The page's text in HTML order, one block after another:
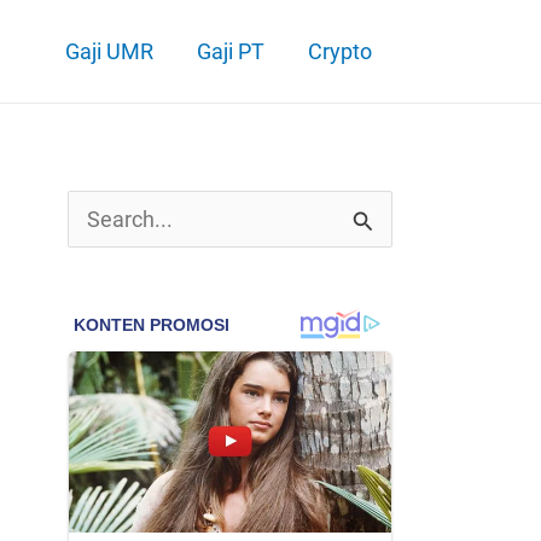
Gaji UMR Gaji PT Crypto
a
u
n
t
u